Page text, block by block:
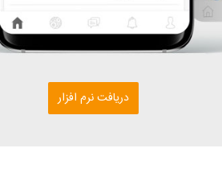
دریافت نرم افزار